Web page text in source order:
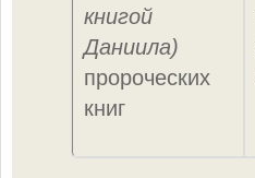
книгой
Даниила)
пророческих
книг